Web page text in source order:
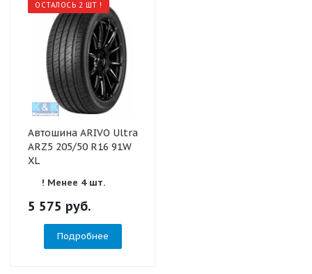
ОСТАЛОСЬ 2 ШТ !
Автошина ARIVO Ultra
ARZ5 205/50 R16 91W
XL
! Менее 4 шт.
5 575 руб.
Подробнее